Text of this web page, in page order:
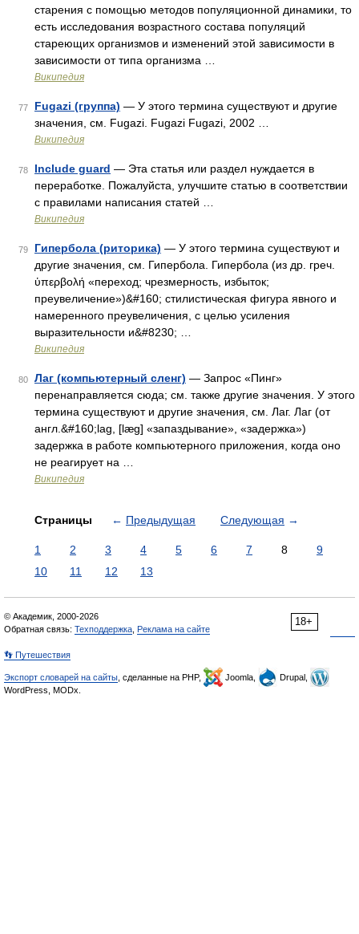
старения с помощью методов популяционной динамики, то
есть исследования возрастного состава популяций
стареющих организмов и изменений этой зависимости в
зависимости от типа организма …
Википедия
77 Fugazi (группа) — У этого термина существуют и другие
значения, см. Fugazi. Fugazi Fugazi, 2002 …
Википедия
78 Include guard — Эта статья или раздел нуждается в
переработке. Пожалуйста, улучшите статью в соответствии
с правилами написания статей …
Википедия
79 Гипербола (риторика) — У этого термина существуют и
другие значения, см. Гипербола. Гипербола (из др. греч.
ὑπερβολή «переход; чрезмерность, избыток;
преувеличение»)&#160; стилистическая фигура явного и
намеренного преувеличения, с целью усиления
выразительности и&#8230; …
Википедия
80 Лаг (компьютерный сленг) — Запрос «Пинг»
перенаправляется сюда; см. также другие значения. У этого
термина существуют и другие значения, см. Лаг. Лаг (от
англ.&#160;lag, [læɡ] «запаздывание», «задержка»)
задержка в работе компьютерного приложения, когда оно
не реагирует на …
Википедия
Страницы ← Предыдущая Следующая →
1 2 3 4 5 6 7 8
9
10
11 12 13
18+
© Академик, 2000-2026
Обратная связь: Техподдержка Реклама на сайте
👣 Путешествия
Экспорт словарей на сайты , сделанные на PHP, Joomla,
Drupal,
WordPress, MODx.